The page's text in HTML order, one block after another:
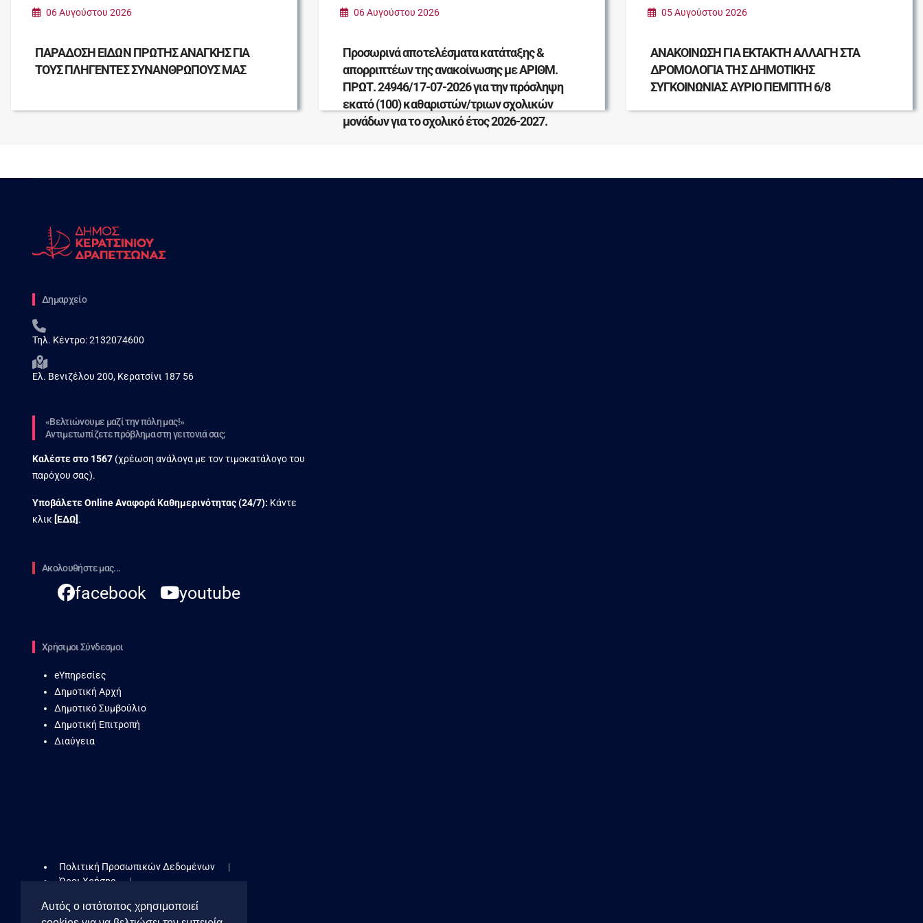
06 Αυγούστου 2026
ΠΑΡΑΔΟΣΗ ΕΙΔΩΝ ΠΡΩΤΗΣ ΑΝΑΓΚΗΣ ΓΙΑ
ΤΟΥΣ ΠΛΗΓΕΝΤΕΣ ΣΥΝΑΝΘΡΩΠΟΥΣ ΜΑΣ
06 Αυγούστου 2026
Προσωρινά αποτελέσματα κατάταξης &
απορριπτέων της ανακοίνωσης με ΑΡΙΘΜ.
ΠΡΩΤ. 24946/17-07-2026 για την πρόσληψη
εκατό (100) καθαριστών/τριων σχολικών
μονάδων για το σχολικό έτος 2026-2027.
05 Αυγούστου 2026
ΑΝΑΚΟΙΝΩΣΗ ΓΙΑ ΕΚΤΑΚΤΗ ΑΛΛΑΓΗ ΣΤΑ
ΔΡΟΜΟΛΟΓΙΑ ΤΗΣ ΔΗΜΟΤΙΚΗΣ
ΣΥΓΚΟΙΝΩΝΙΑΣ ΑΥΡΙΟ ΠΕΜΠΤΗ 6/8
Δημαρχείο
Τηλ. Κέντρο:2132074600
Ελ. Βενιζέλου 200, Κερατσίνι 187 56
«Βελτιώνουμε μαζί την πόλη μας!»
Αντιμετωπίζετε πρόβλημα στη γειτονιά σας;
Καλέστε στο 1567 (χρέωση ανάλογα με τον τιμοκατάλογο του
παρόχου σας).
Υποβάλετε Online Αναφορά Kαθημερινότητας (24/7): Κάντε
κλικ [ΕΔΩ] .
Ακολουθήστε μας...
facebook youtube
Χρήσιμοι Σύνδεσμοι
eΥπηρεσίες
Δημοτική Αρχή
Δημοτικό Συμβούλιο
Δημοτική Επιτροπή
Διαύγεια
Πολιτική Προσωπικών Δεδομένων
Όροι Χρήσης
Πολιτική Cookies
Αυτός ο ιστότοπος χρησιμοποιεί